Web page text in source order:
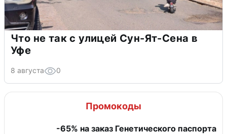
Что не так с улицей Сун-Ят-Сена в
Уфе
8 августа 0
Промокоды
-65% на заказ Генетического паспорта